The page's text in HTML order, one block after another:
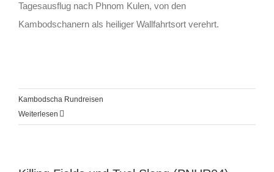
Tagesausflug nach Phnom Kulen, von den
Kambodschanern als heiliger Wallfahrtsort verehrt.
Kambodscha Rundreisen
Weiterlesen